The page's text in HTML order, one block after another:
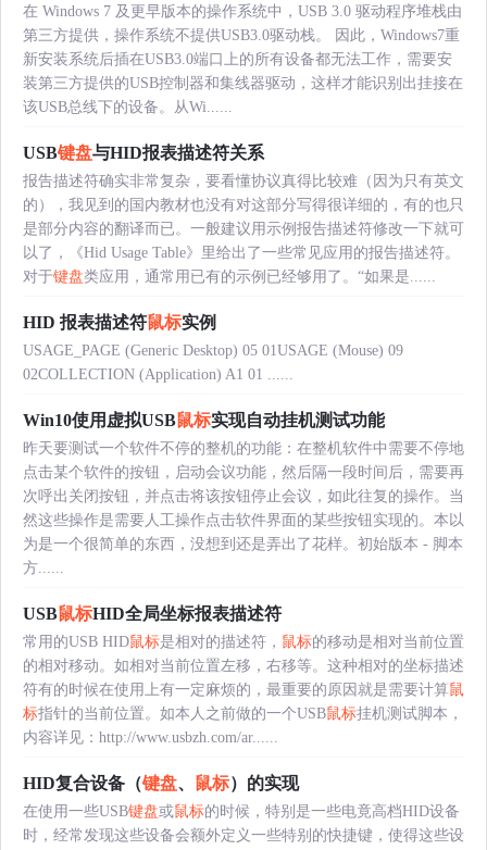
在 Windows 7 及更早版本的操作系统中，USB 3.0 驱动程序堆栈由
第三方提供，操作系统不提供USB3.0驱动栈。 因此，Windows7重
新安装系统后插在USB3.0端口上的所有设备都无法工作，需要安
装第三方提供的USB控制器和集线器驱动，这样才能识别出挂接在
该USB总线下的设备。从Wi......
USB键盘与HID报表描述符关系
报告描述符确实非常复杂，要看懂协议真得比较难（因为只有英文
的），我见到的国内教材也没有对这部分写得很详细的，有的也只
是部分内容的翻译而已。一般建议用示例报告描述符修改一下就可
以了，《Hid Usage Table》里给出了一些常见应用的报告描述符。
对于键盘类应用，通常用已有的示例已经够用了。“如果是......
HID 报表描述符鼠标实例
USAGE_PAGE (Generic Desktop) 05 01USAGE (Mouse) 09
02COLLECTION (Application) A1 01 ......
Win10使用虚拟USB鼠标实现自动挂机测试功能
昨天要测试一个软件不停的整机的功能：在整机软件中需要不停地
点击某个软件的按钮，启动会议功能，然后隔一段时间后，需要再
次呼出关闭按钮，并点击将该按钮停止会议，如此往复的操作。当
然这些操作是需要人工操作点击软件界面的某些按钮实现的。本以
为是一个很简单的东西，没想到还是弄出了花样。初始版本 - 脚本
方......
USB鼠标HID全局坐标报表描述符
常用的USB HID鼠标是相对的描述符， 鼠标的移动是相对当前位置
的相对移动。如相对当前位置左移，右移等。这种相对的坐标描述
符有的时候在使用上有一定麻烦的，最重要的原因就是需要计算鼠
标指针的当前位置。如本人之前做的一个USB鼠标挂机测试脚本，
内容详见：http://www.usbzh.com/ar......
HID复合设备（键盘、 鼠标）的实现
在使用一些USB键盘或鼠标的时候，特别是一些电竟高档HID设备
时，经常发现这些设备会额外定义一些特别的快捷键，使得这些设